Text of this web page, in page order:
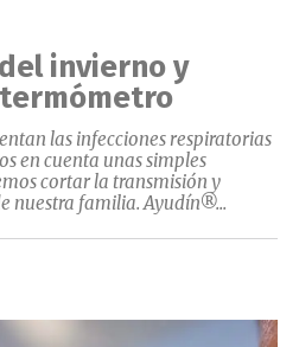
invierno y
las infecciones respiratorias
en cuenta unas simples
cortar la transmisión y
nuestra familia. Ayudín®...